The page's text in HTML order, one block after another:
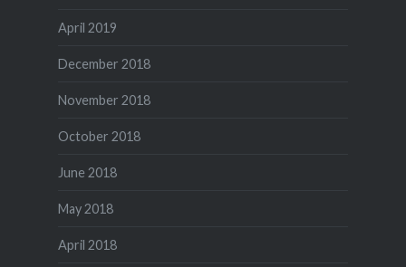
April 2019
December 2018
November 2018
October 2018
June 2018
May 2018
April 2018